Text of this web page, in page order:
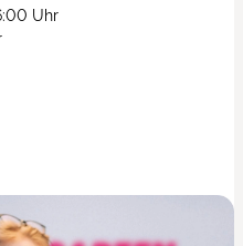
Uhr